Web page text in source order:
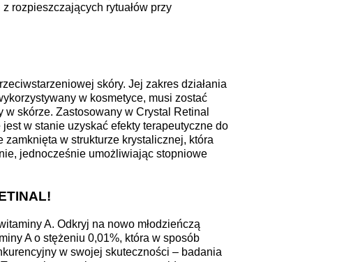
rozpieszczających rytuałów przy
skóry. Jej zakres działania
w kosmetyce, musi zostać
skórze. Zastosowany w Crystal Retinal
w stanie uzyskać efekty terapeutyczne do
w strukturze krystalicznej, która
jednocześnie umożliwiając stopniowe
A. Odkryj na nowo młodzieńczą
A o stężeniu 0,01%, która w sposób
w swojej skuteczności – badania